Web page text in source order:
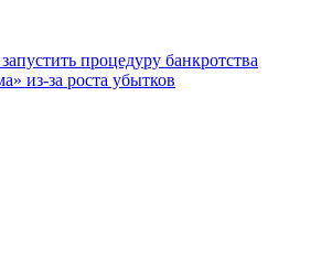
процедуру банкротства
из-за роста убытков